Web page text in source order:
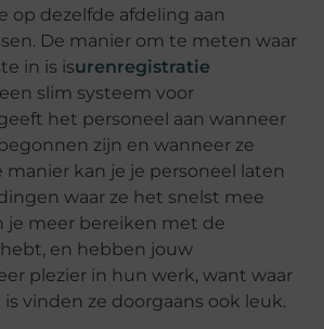
op dezelfde afdeling aan
De manier om te meten waar
in is isurenregistratie
slim systeem voor
het personeel aan wanneer
zijn en wanneer ze
manier kan je je personeel laten
waar ze het snelst mee
je meer bereiken met de
en hebben jouw
plezier in hun werk, want waar
vinden ze doorgaans ook leuk.